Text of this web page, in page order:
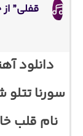
قفلی”
دانلود
سورنا
نام قلب